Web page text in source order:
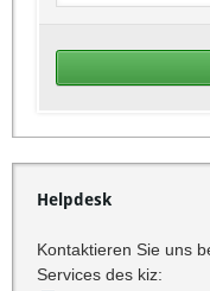
Helpdesk
Kontaktieren Sie uns
Services des kiz: